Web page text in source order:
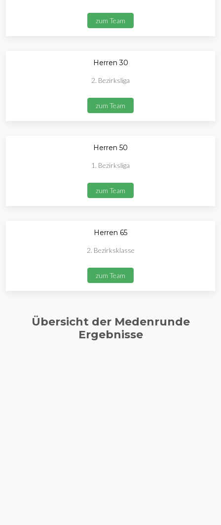
zum Team
Herren 30
2. Bezirksliga
zum Team
Herren 50
1. Bezirksliga
zum Team
Herren 65
2. Bezirksklasse
zum Team
Übersicht der Medenrunde
Ergebnisse